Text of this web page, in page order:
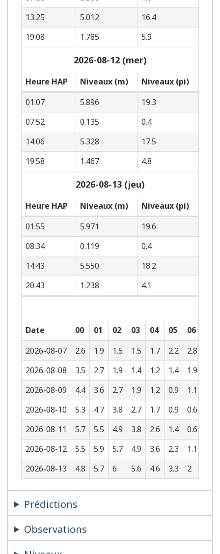
13:25
5.012
16.4
19:08
1.785 5.9
2026-08-12 (mer)
Heure HAP Niveaux (m)
Niveaux (pi)
01:07
5.896
19.3
07:52
0.135
0.4
14:06
5.328
17.5
19:58
1.467 4.8
2026-08-13 (jeu)
Heure HAP Niveaux (m)
Niveaux (pi)
01:55
5.971
19.6
08:34
0.119
0.4
14:43
5.550
18.2
20:43
1.238 4.1
Date 00 01 02 03 04 05 06
2026-08-07
2.6 1.9 1.5 1.5 1.7 2.2 2.8
2026-08-08
3.5 2.7 1.9 1.4 1.2 1.4 1.9
2026-08-09
4.4 3.6 2.7 1.9 1.2 0.9 1.1
2026-08-10
5.3 4.7 3.8 2.7 1.7 0.9 0.6
2026-08-11
5.7 5.5 4.9 3.8 2.6 1.4 0.6
2026-08-12
5.5 5.9 5.7 4.9 3.6 2.3 1.1
2026-08-13
4.8 5.7 6 5.6 4.6 3.3 2
Prédictions
Observations